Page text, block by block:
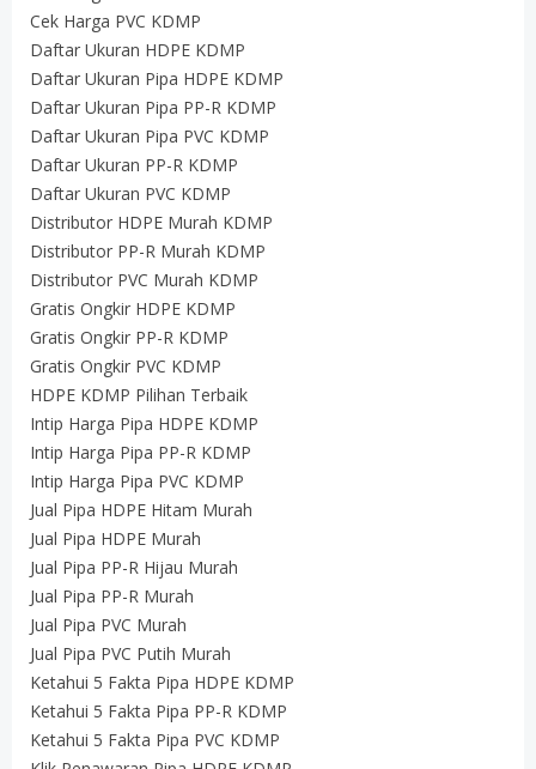
Cek Harga PVC KDMP
Daftar Ukuran HDPE KDMP
Daftar Ukuran Pipa HDPE KDMP
Daftar Ukuran Pipa PP-R KDMP
Daftar Ukuran Pipa PVC KDMP
Daftar Ukuran PP-R KDMP
Daftar Ukuran PVC KDMP
Distributor HDPE Murah KDMP
Distributor PP-R Murah KDMP
Distributor PVC Murah KDMP
Gratis Ongkir HDPE KDMP
Gratis Ongkir PP-R KDMP
Gratis Ongkir PVC KDMP
HDPE KDMP Pilihan Terbaik
Intip Harga Pipa HDPE KDMP
Intip Harga Pipa PP-R KDMP
Intip Harga Pipa PVC KDMP
Jual Pipa HDPE Hitam Murah
Jual Pipa HDPE Murah
Jual Pipa PP-R Hijau Murah
Jual Pipa PP-R Murah
Jual Pipa PVC Murah
Jual Pipa PVC Putih Murah
Ketahui 5 Fakta Pipa HDPE KDMP
Ketahui 5 Fakta Pipa PP-R KDMP
Ketahui 5 Fakta Pipa PVC KDMP